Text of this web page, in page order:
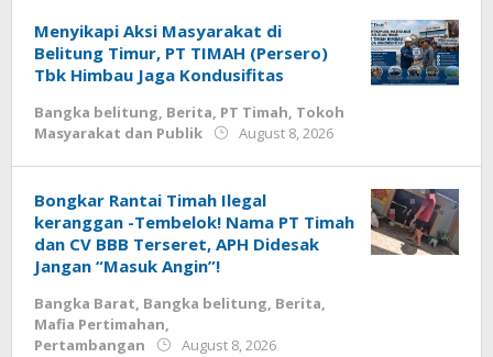
Menyikapi Aksi Masyarakat di
Belitung Timur, PT TIMAH (Persero)
Tbk Himbau Jaga Kondusifitas
Bangka belitung, Berita, PT Timah, Tokoh
Masyarakat dan Publik
August 8, 2026
Bongkar Rantai Timah Ilegal
keranggan -Tembelok! Nama PT Timah
dan CV BBB Terseret, APH Didesak
Jangan “Masuk Angin”!
Bangka Barat, Bangka belitung, Berita,
Mafia Pertimahan,
Pertambangan
August 8, 2026